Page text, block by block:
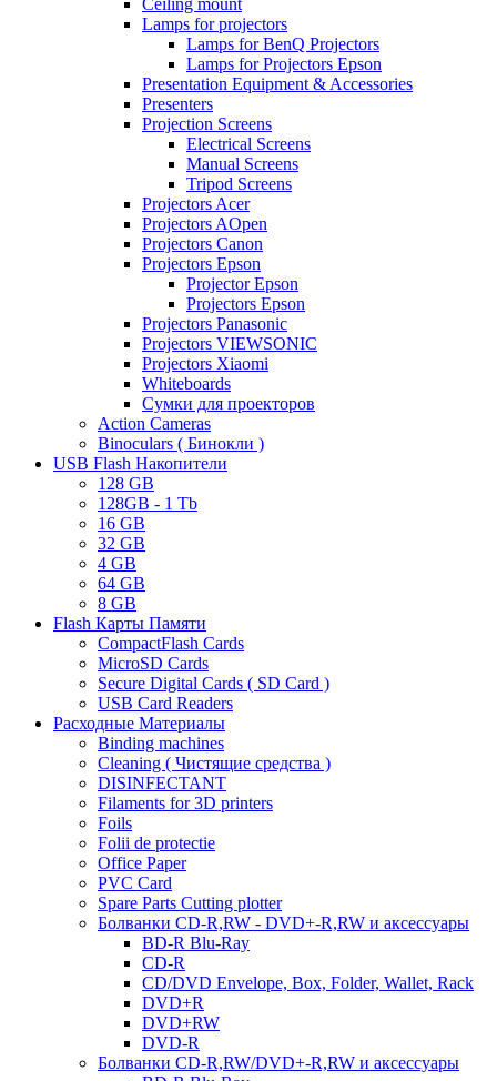
Ceiling mount
Lamps for projectors
Lamps for BenQ Projectors
Lamps for Projectors Epson
Presentation Equipment & Accessories
Presenters
Projection Screens
Electrical Screens
Manual Screens
Tripod Screens
Projectors Acer
Projectors AOpen
Projectors Canon
Projectors Epson
Projector Epson
Projectors Epson
Projectors Panasonic
Projectors VIEWSONIC
Projectors Xiaomi
Whiteboards
Сумки для проекторов
Action Cameras
Binoculars ( Бинокли )
USB Flash Накопители
128 GB
128GB - 1 Tb
16 GB
32 GB
4 GB
64 GB
8 GB
Flash Карты Памяти
CompactFlash Cards
MicroSD Cards
Secure Digital Cards ( SD Card )
USB Card Readers
Расходные Материалы
Binding machines
Cleaning ( Чистящие средства )
DISINFECTANT
Filaments for 3D printers
Foils
Folii de protectie
Office Paper
PVC Card
Spare Parts Cutting plotter
Болванки CD-R,RW - DVD+-R,RW и аксессуары
BD-R Blu-Ray
CD-R
CD/DVD Envelope, Box, Folder, Wallet, Rack
DVD+R
DVD+RW
DVD-R
Болванки CD-R,RW/DVD+-R,RW и аксессуары